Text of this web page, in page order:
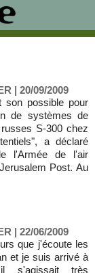
| 20/09/2009
son possible pour
de systèmes de
S-300 chez
a déclaré
l'Armée de l'air
Post. Au
| 22/06/2009
que j'écoute les
et je suis arrivé à
s'agissait très